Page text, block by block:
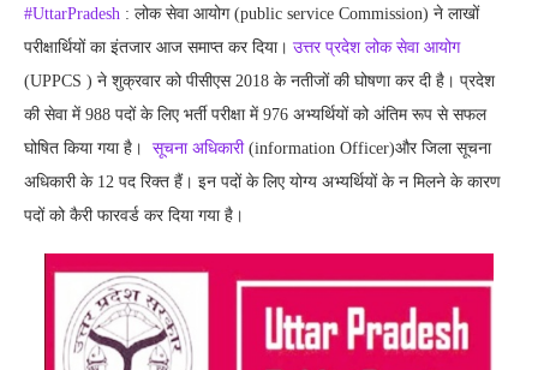
#UttarPradesh : लोक सेवा आयोग (public service Commission) ने लाखों
परीक्षार्थियों का इंतजार आज समाप्त कर दिया। उत्तर प्रदेश लोक सेवा आयोग
(UPPCS ) ने शुक्रवार को पीसीएस 2018 के नतीजों की घोषणा कर दी है। प्रदेश
की सेवा में 988 पदों के लिए भर्ती परीक्षा में 976 अभ्यर्थियों को अंतिम रूप से सफल
घोषित किया गया है। सूचना अधिकारी(information Officer)और जिला सूचना
अधिकारी के 12 पद रिक्त हैं। इन पदों के लिए योग्य अभ्यर्थियों के न मिलने के कारण
पदों को कैरी फारवर्ड कर दिया गया है।